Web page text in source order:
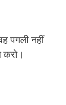
पगली नहीं